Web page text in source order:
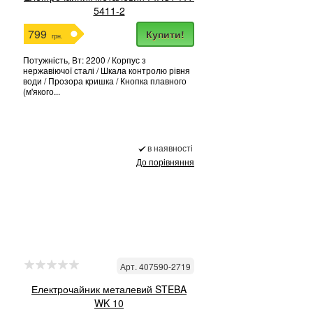
5411-2
799 грн. Купити!
Потужність, Вт: 2200 / Корпус з
нержавіючої сталі / Шкала контролю рівня
води / Прозора кришка / Кнопка плавного
(м'якого...
в наявності
До порівняння
Арт. 407590-2719
Електрочайник металевий STEBA
WK 10